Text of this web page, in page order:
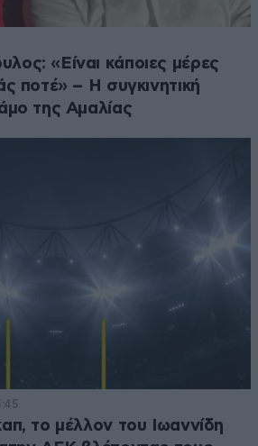
«Είναι κάποιες μέρες
ποτέ» – Η συγκινητική
της Αμαλίας
το μέλλον του Ιωαννίδη